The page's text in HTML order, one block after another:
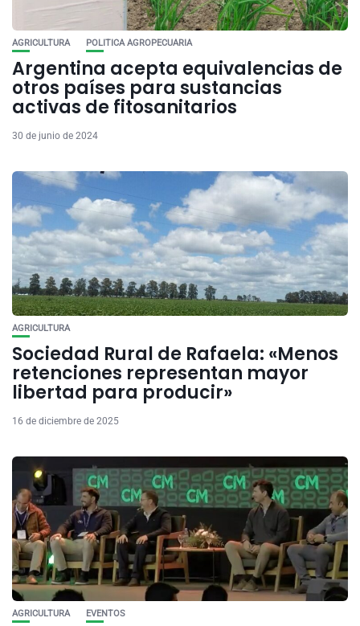
AGRICULTURA POLITICA AGROPECUARIA
Argentina acepta equivalencias de
otros países para sustancias
activas de fitosanitarios
30 de junio de 2024
AGRICULTURA
Sociedad Rural de Rafaela: «Menos
retenciones representan mayor
libertad para producir»
16 de diciembre de 2025
AGRICULTURA EVENTOS